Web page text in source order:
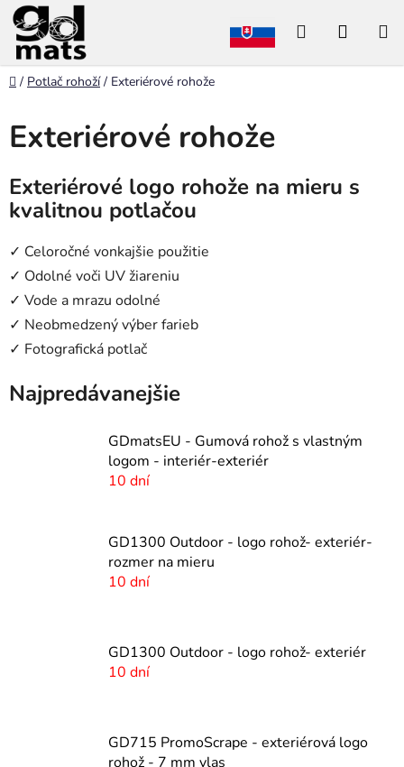
Prejsť
na
obsah
Hľadať
Domov
/ Potlač rohoží / Exteriérové rohože
Exteriérové rohože
Exteriérové logo rohože na mieru s
kvalitnou potlačou
✓ Celoročné vonkajšie použitie
✓ Odolné voči UV žiareniu
✓ Vode a mrazu odolné
✓ Neobmedzený výber farieb
✓ Fotografická potlač
Najpredávanejšie
GDmatsEU - Gumová rohož s vlastným
logom - interiér-exteriér
10 dní
GD1300 Outdoor - logo rohož- exteriér-
rozmer na mieru
10 dní
GD1300 Outdoor - logo rohož- exteriér
10 dní
GD715 PromoScrape - exteriérová logo
rohož - 7 mm vlas